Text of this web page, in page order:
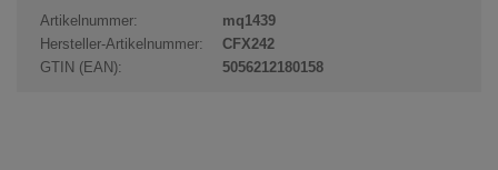
d
u
k
Artikelnummer:
mq1439
Hersteller-Artikelnummer:
CFX242
GTIN (EAN):
5056212180158